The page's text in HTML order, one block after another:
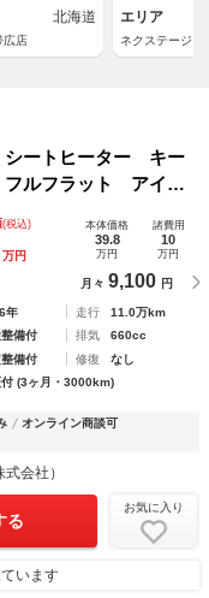
北海道
店
エリア
ネクステージ
ートヒーター キー
ルフラット アイド
止付き 衝突安全ボ
(税込)
万円
本体価格
39.8
万円
諸費用
10
万円
月々 9,100 円
年 走行
11.0万km
備付 排気
660cc
備付 修復
なし
付 (3ヶ月・3000km)
オンライン商談可
会社）
る
お気に入り
います